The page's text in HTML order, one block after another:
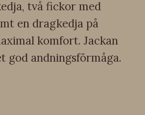
två fickor med
en dragkedja på
komfort. Jackan
god andningsförmåga.